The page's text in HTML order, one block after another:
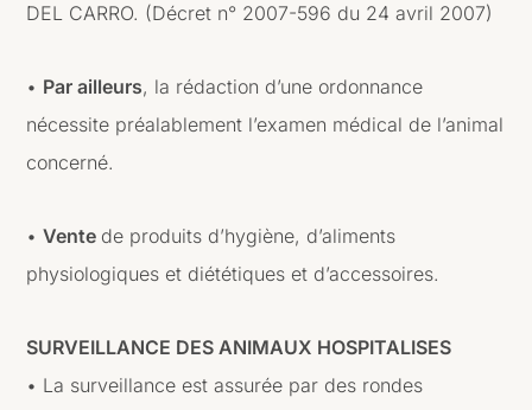
DEL CARRO. (Décret n° 2007-596 du 24 avril 2007)
• Par ailleurs, la rédaction d’une ordonnance
nécessite préalablement l’examen médical de l’animal
concerné.
• Vente de produits d’hygiène, d’aliments
physiologiques et diététiques et d’accessoires.
SURVEILLANCE DES ANIMAUX HOSPITALISES
• La surveillance est assurée par des rondes